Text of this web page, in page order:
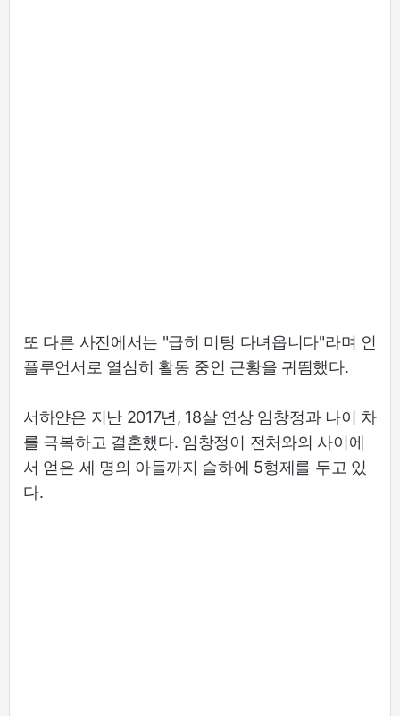
또 다른 사진에서는 "급히 미팅 다녀옵니다"라며 인
플루언서로 열심히 활동 중인 근황을 귀띔했다.
서하얀은 지난 2017년, 18살 연상 임창정과 나이 차
를 극복하고 결혼했다. 임창정이 전처와의 사이에
서 얻은 세 명의 아들까지 슬하에 5형제를 두고 있
다.